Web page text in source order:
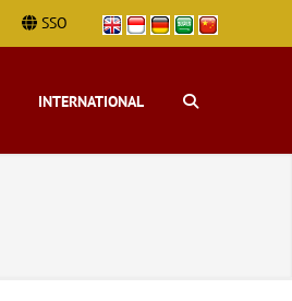
SSO
INTERNATIONAL